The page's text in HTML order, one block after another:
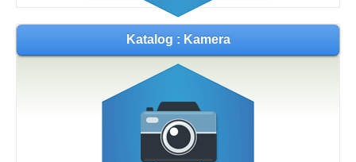
Katalog : Kamera